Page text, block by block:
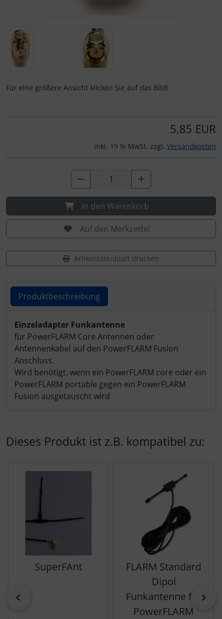
Für eine größere Ansicht klicken Sie auf das Bild!
5,85 EUR
inkl. 19 % MwSt. zzgl. Versandkosten
In den Warenkorb
Auf den Merkzettel
Artikeldatenblatt drucken
Produktbeschreibung
Produktbeschreibung
Einzeladapter Funkantenne
für PowerFLARM Core Antennen oder
Antennenkabel auf den PowerFLARM Fusion
Anschluss.
Wird benötigt, wenn ein PowerFLARM core oder ein
PowerFLARM portable gegen ein PowerFLARM
Fusion ausgetauscht wird
Dieses Produkt ist z.B. kompatibel zu:
SuperFAnt
FLARM Standard
Dipol
Funkantenne für
PowerFLARM
Schlüsselanhänger
Schmuck